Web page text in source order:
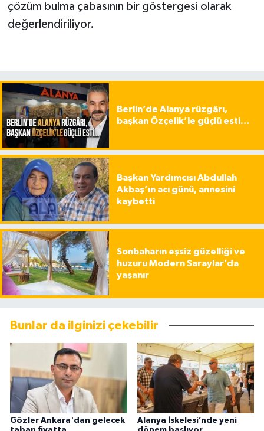
çözüm bulma çabasının bir göstergesi olarak
değerlendiriliyor.
Berlin’de Alanya rüzgârı,
başkan Özçelik’le güçlü esti…
Başkan Yardımcısı Abdullah
Akbaş’ın acı günü, annesini
kaybetti
Sonbaharın eşsiz güzelliği ve
huzuru Modern Saraylar’da
yaşanır
Bunlar da ilginizi çekebilir
Gözler Ankara'dan gelecek
Alanya İskelesi’nde yeni